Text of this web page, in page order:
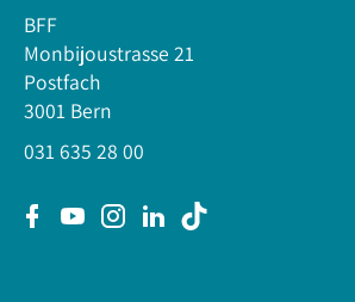
BFF
Monbijoustrasse 21
Postfach
3001 Bern
031 635 28 00